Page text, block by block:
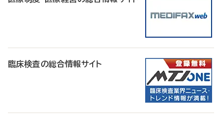
臨床検査の総合情報サイト